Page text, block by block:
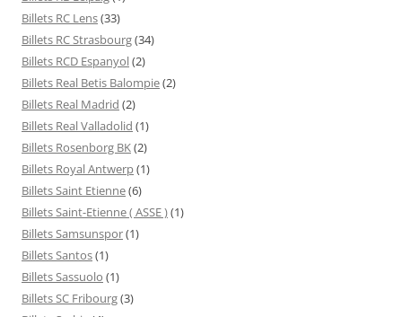
Billets RC Lens(33)
Billets RC Strasbourg(34)
Billets RCD Espanyol(2)
Billets Real Betis Balompie(2)
Billets Real Madrid (2)
Billets Real Valladolid (1)
Billets Rosenborg BK(2)
Billets Royal Antwerp(1)
Billets Saint Etienne(6)
Billets Saint-Etienne ( ASSE )(1)
Billets Samsunspor(1)
Billets Santos(1)
Billets Sassuolo (1)
Billets SC Fribourg(3)